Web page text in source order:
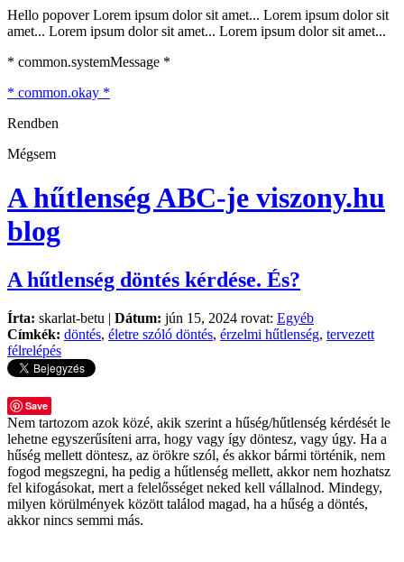
Hello popover Lorem ipsum dolor sit amet... Lorem ipsum dolor sit
amet... Lorem ipsum dolor sit amet... Lorem ipsum dolor sit amet...
* common.systemMessage *
* common.okay *
Rendben
Mégsem
A hűtlenség ABC-je viszony.hu
blog
A hűtlenség döntés kérdése. És?
Írta: skarlat-betu | Dátum: jún 15, 2024 rovat: Egyéb
Címkék: döntés, életre szóló döntés, érzelmi hűtlenség, tervezett
félrelépés
Save
Nem tartozom azok közé, akik szerint a hűség/hűtlenség kérdését le
lehetne egyszerűsíteni arra, hogy vagy így döntesz, vagy úgy. Ha a
hűség mellett döntesz, az örökre szól, és akkor bármi történik, nem
fogod megszegni, ha pedig a hűtlenség mellett, akkor nem hozhatsz
fel kifogásokat, mert a felelősséget neked kell vállalnod. Mindegy,
milyen körülmények között találod magad, ha a hűség a döntés,
akkor nincs semmi más.